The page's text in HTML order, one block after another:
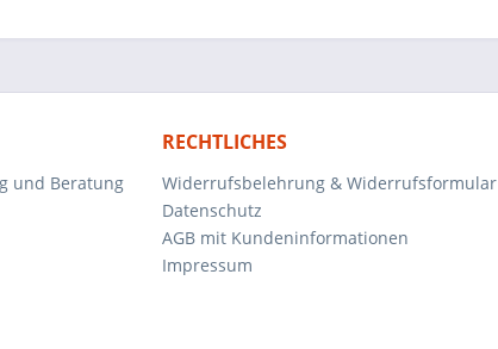
und Beratung
RECHTLICHES
Widerrufsbelehrung & Widerrufsformular
Datenschutz
AGB mit Kundeninformationen
Impressum